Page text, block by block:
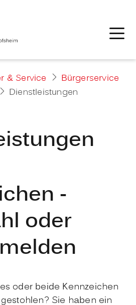
& Service
Bürgerservice
Dienstleistungen
-
oder
oder beide Kennzeichen
Sie haben ein